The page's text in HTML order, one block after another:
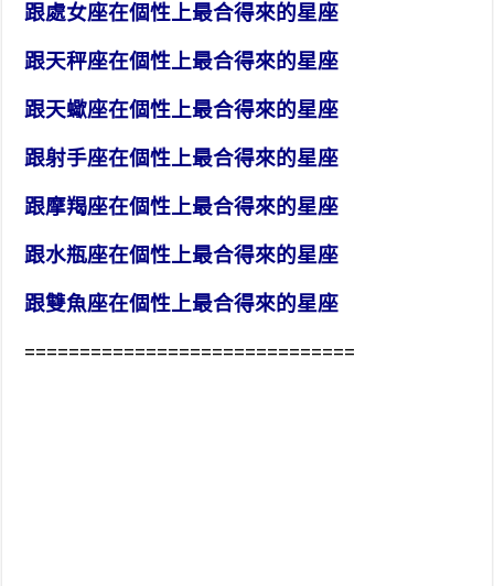
跟處女座在個性上最合得來的星座
跟天秤座在個性上最合得來的星座
跟天蠍座在個性上最合得來的星座
跟射手座在個性上最合得來的星座
跟摩羯座在個性上最合得來的星座
跟水瓶座在個性上最合得來的星座
跟雙魚座在個性上最合得來的星座
==============================